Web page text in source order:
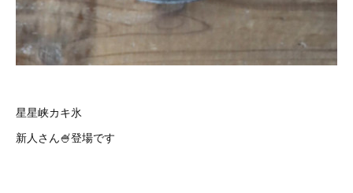
星星峡カキ氷
新人さん🍧登場です